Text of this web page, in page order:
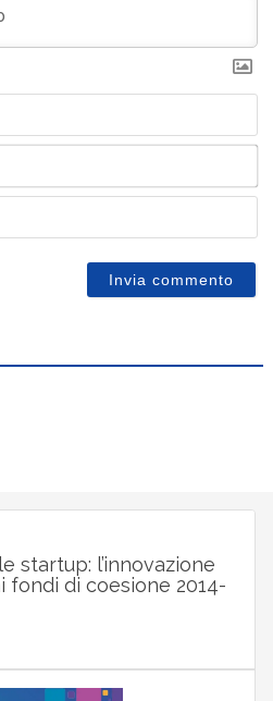
startup: l’innovazione
fondi di coesione 2014-